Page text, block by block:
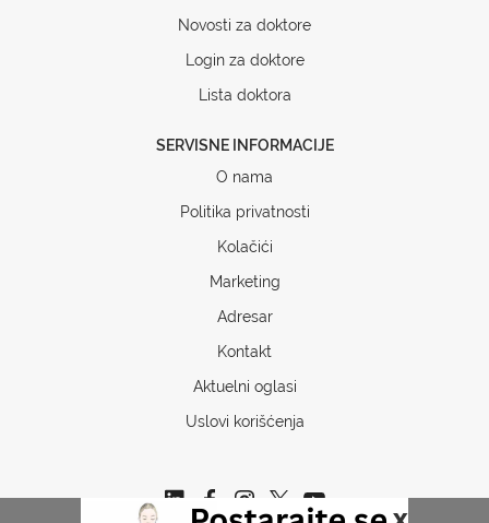
Novosti za doktore
Login za doktore
Lista doktora
SERVISNE INFORMACIJE
O nama
Politika privatnosti
Kolačići
Marketing
Adresar
Kontakt
Aktuelni oglasi
Uslovi korišćenja